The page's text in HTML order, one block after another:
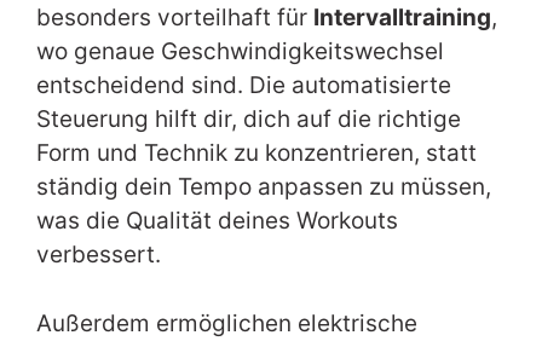
besonders vorteilhaft für Intervalltraining,
wo genaue Geschwindigkeitswechsel
entscheidend sind. Die automatisierte
Steuerung hilft dir, dich auf die richtige
Form und Technik zu konzentrieren, statt
ständig dein Tempo anpassen zu müssen,
was die Qualität deines Workouts
verbessert.
Außerdem ermöglichen elektrische